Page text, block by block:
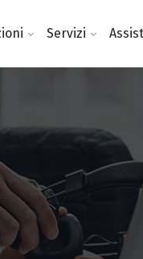
Servizi